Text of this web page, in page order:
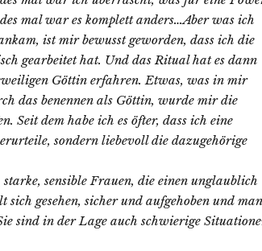
mal war es komplett anders…Aber was ich
ist mir bewusst geworden, dass ich die
gearbeitet hat. Und das Ritual hat es dann
Göttin erfahren. Etwas, was in mir
das benennen als Göttin, wurde mir die
Seit dem habe ich es öfter, dass ich eine
sondern liebevoll die dazugehörige
sensible Frauen, die einen unglaublich
gesehen, sicher und aufgehoben und man
sind in der Lage auch schwierige